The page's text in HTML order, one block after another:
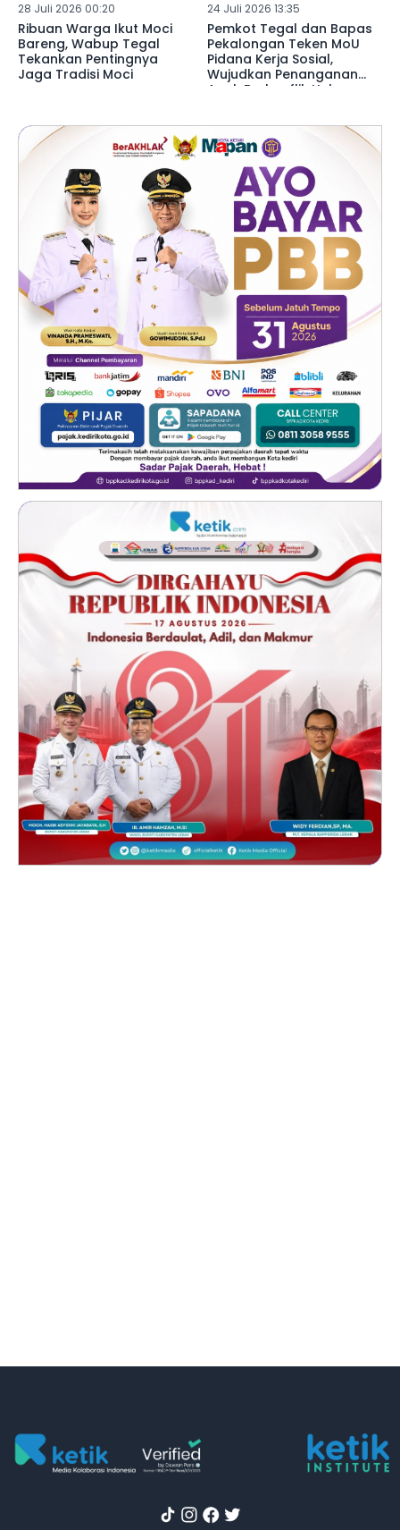
28 Juli 2026 00:20
Ribuan Warga Ikut Moci
Bareng, Wabup Tegal
Tekankan Pentingnya
Jaga Tradisi Moci
24 Juli 2026 13:35
Pemkot Tegal dan Bapas
Pekalongan Teken MoU
Pidana Kerja Sosial,
Wujudkan Penanganan
Anak Berkonflik Hukum